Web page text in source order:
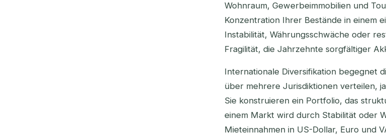
Wohnraum, Gewerbeimmobilien und
Konzentration Ihrer Bestände in einem
Instabilität, Währungsschwäche oder
Fragilität, die Jahrzehnte sorgfältiger
Internationale Diversifikation begegnet
über mehrere Jurisdiktionen verteilen,
Sie konstruieren ein Portfolio, das
einem Markt wird durch Stabilität oder
Mieteinnahmen in US-Dollar, Euro und